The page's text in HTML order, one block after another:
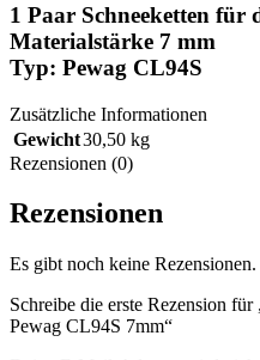
1 Paar Schneeketten für
Materialstärke 7 mm
Typ: Pewag CL94S
Zusätzliche Informationen
Gewicht30,50 kg
Rezensionen (0)
Rezensionen
Es gibt noch keine Rezensionen.
Schreibe die erste Rezension
Pewag CL94S 7mm“